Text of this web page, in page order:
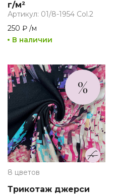
г/м²
Артикул: 01/8-1954 Col.2
250 ₽ /м
В наличии
%
8 цветов
Трикотаж джерси